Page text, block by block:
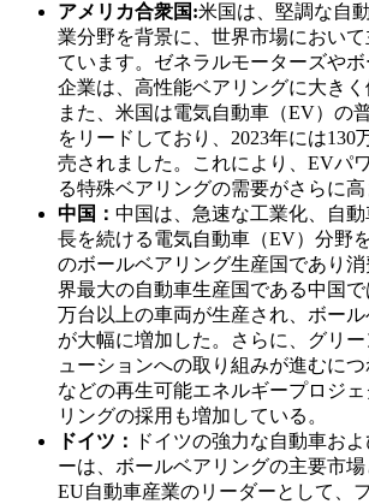
アメリカ合衆国:米国は、堅調な自
業分野を背景に、世界市場におい
ています。ゼネラルモーターズや
企業は、高性能ベアリングに大きく
また、米国は電気自動車（EV）の
をリードしており、2023年には130
売されました。これにより、EVパ
る特殊ベアリングの需要がさらに高
中国： 中国は、急速な工業化、自
長を続ける電気自動車（EV）分野
のボールベアリング生産国であり
界最大の自動車生産国である中国で
万台以上の車両が生産され、ボー
が大幅に増加した。さらに、グリ
ューションへの取り組みが進むに
などの再生可能エネルギープロジ
リングの採用も増加している。
ドイツ：
ドイツの強力な自動車お
ーは、ボールベアリングの主要市場
EU自動車産業のリーダーとして、